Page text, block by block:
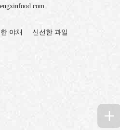
야채 신선한 과일